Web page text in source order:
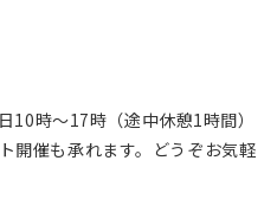
時〜17時（途中休憩1時間）
開催も承れます。どうぞお気軽